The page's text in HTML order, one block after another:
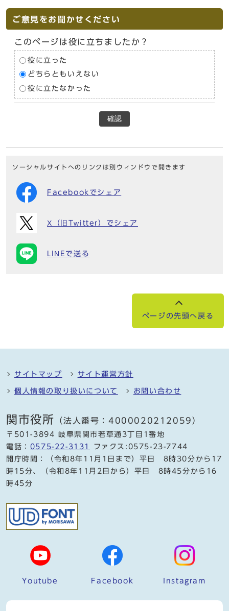
ご意見をお聞かせください
このページは役に立ちましたか？
役に立った
どちらともいえない
役に立たなかった
確認
ソーシャルサイトへのリンクは別ウィンドウで開きます
Facebookでシェア
X（旧Twitter）でシェア
LINEで送る
ページの先頭へ戻る
サイトマップ サイト運営方針
個人情報の取り扱いについて お問い合わせ
関市役所 （法人番号：4000020212059）
〒501-3894 岐阜県関市若草通3丁目1番地
電話： 0575-22-3131
ファクス:0575-23-7744
開庁時間：（令和8年11月1日まで）平日 8時30分から17
時15分、（令和8年11月2日から）平日 8時45分から16
時45分
Youtube Facebook Instagram